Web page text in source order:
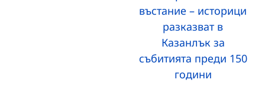
въстание – историци
разказват в
Казанлък за
събитията преди 150
години